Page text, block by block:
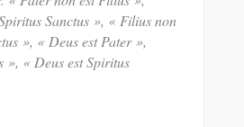
Sanctus », « Filius non
», « Deus est Pater »,
», « Deus est Spiritus